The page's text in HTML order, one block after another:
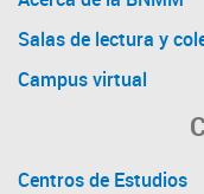
Salas de lectura y
Campus virtual
Centros de Estudios